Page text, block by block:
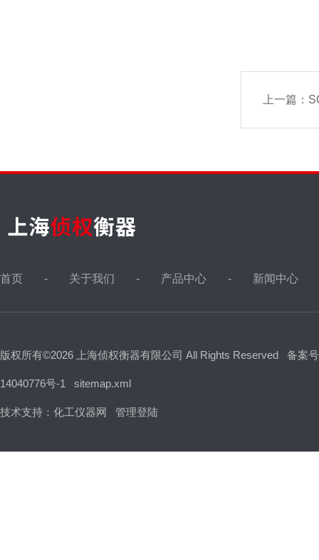
上一篇：
首页 关于我们 产品中心 新闻中心
版权所有©2026 上海侦权衡器有限公司 All Rights Reserved 备案
14040776号-1 sitemap.xml
技术支持： 化工仪器网 管理登陆